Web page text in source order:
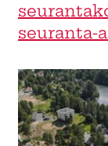
seuranta-